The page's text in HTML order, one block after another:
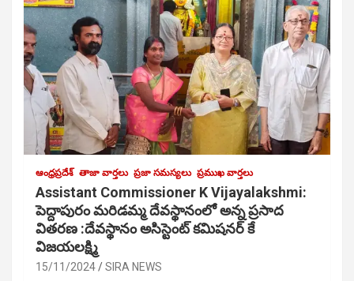
ఆంధ్రప్రదేశ్ తాజా వార్తలు ప్రజా సమస్యలు ప్రముఖ వార్తలు
Assistant Commissioner K Vijayalakshmi:
పెద్దాపురం మరిడమ్మ దేవస్థానంలో అన్న ప్రసాద
వితరణ :దేవస్థానం అసిస్టెంట్ కమిషనర్ కే
విజయలక్ష్మి
15/11/2024 SIRA NEWS